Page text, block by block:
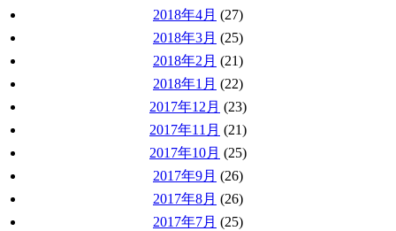
2018年4月 (27)
2018年3月 (25)
2018年2月 (21)
2018年1月 (22)
2017年12月 (23)
2017年11月 (21)
2017年10月 (25)
2017年9月 (26)
2017年8月 (26)
2017年7月 (25)